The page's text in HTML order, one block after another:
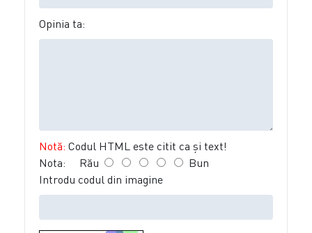
Opinia ta:
Notă: Codul HTML este citit ca şi text!
Nota: Rău
Bun
Introdu codul din imagine